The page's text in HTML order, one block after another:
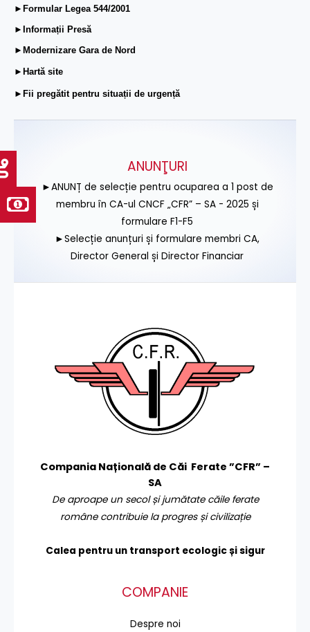
►Formular Legea 544/2001
►Informații Presă
►Modernizare Gara de Nord
►Hartă site
►Fii pregătit pentru situații de urgență
ANUNŢURI
►ANUNȚ de selecție pentru ocuparea a 1 post de
membru în CA-ul CNCF „CFR” – SA - 2025 și
formulare F1-F5
►Selecție anunțuri și formulare membri CA,
Director General și Director Financiar
Compania Națională de Căi Ferate ”CFR” –
SA
De aproape un secol și jumătate căile ferate
române contribuie la progres și civilizație
Calea pentru un transport ecologic și sigur
COMPANIE
Despre noi